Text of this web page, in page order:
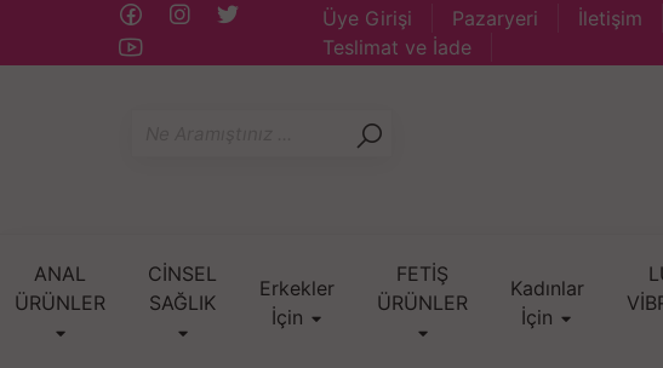
Üye Girişi Pazaryeri İletişim
Teslimat ve İade
ANAL
ÜRÜNLER
CİNSEL
SAĞLIK
Erkekler
İçin
FETİŞ
ÜRÜNLER
Kadınlar
İçin